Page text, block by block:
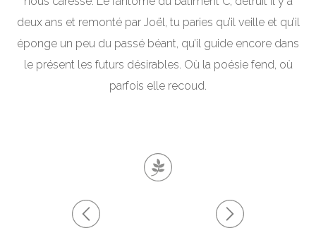
deux ans et remonté par Joël, tu paries qu’il veille et qu’il
éponge un peu du passé béant, qu’il guide encore dans
le présent les futurs désirables. Où la poésie fend, où
parfois elle recoud.